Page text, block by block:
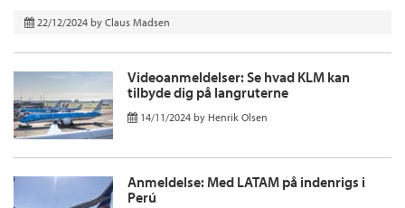
22/12/2024 by Claus Madsen
Videoanmeldelser: Se hvad KLM kan
tilbyde dig på langruterne
14/11/2024 by Henrik Olsen
Anmeldelse: Med LATAM på indenrigs i
Perú